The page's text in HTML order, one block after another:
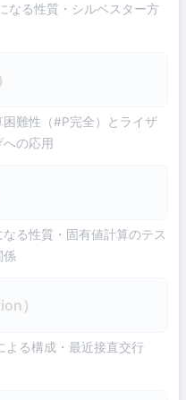
なる性質・シルベスター方
難性（#P完全）とライザ
の応用
る性質・固有値計算のテス
係
）
よる構成・最近接直交行